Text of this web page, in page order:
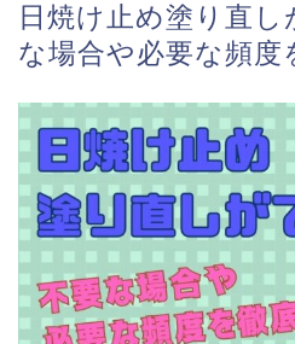
日焼け止め塗り直
な場合や必要な頻度